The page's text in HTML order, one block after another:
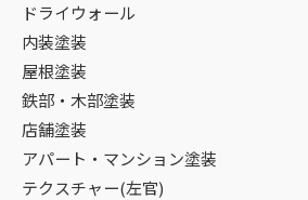
ドライウォール
内装塗装
屋根塗装
鉄部・木部塗装
店舗塗装
アパート・マンション塗装
テクスチャー(左官)